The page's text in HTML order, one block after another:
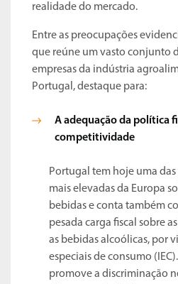
realidade do mercado.
Entre as preocupações
que reúne um vasto conjunto
empresas da indústria
Portugal, destaque para:
A adequação da política
competitividade
Portugal tem hoje uma das
mais elevadas da Europa
bebidas e conta também
pesada carga fiscal sobre
as bebidas alcoólicas, por
especiais de consumo
promove a discriminação